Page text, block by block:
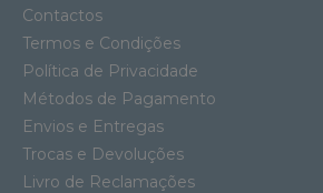
Contactos
Termos e Condições
Política de Privacidade
Métodos de Pagamento
Envios e Entregas
Trocas e Devoluções
Livro de Reclamações